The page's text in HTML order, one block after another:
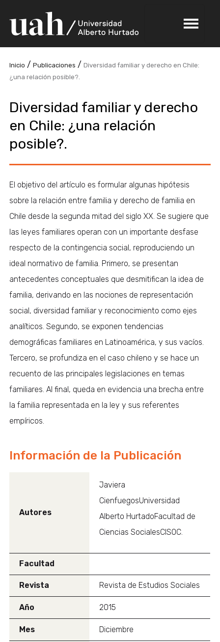
Inicio /Publicaciones /Diversidad familiar y derecho en Chile:
¿una relación posible?.
Diversidad familiar y derecho
en Chile: ¿una relación
posible?.
El objetivo del artículo es formular algunas hipótesis
sobre la relación entre familia y derecho de familia en
Chile desde la segunda mitad del siglo XX. Se sugiere que
las leyes familiares operan con un importante desfase
respecto de la contingencia social, reproduciendo un
ideal normativo de familia. Primero, se presentan
antecedentes conceptuales que desmitifican la idea de
familia, derivando en las nociones de representación
social, diversidad familiar y reconocimiento como ejes
analíticos. Segundo, se exponen tendencias
demográficas familiares en Latinoamérica, y sus vacíos.
Tercero, se profundiza en el caso chileno y se hace un
recuento de las principales legislaciones en temas
familiares. Al final, queda en evidencia una brecha entre
la familia representada en la ley y sus referentes
empíricos.
Información de la Publicación
Autores
Javiera
CienfuegosUniversidad
Alberto HurtadoFacultad de
Ciencias SocialesCISOC.
Facultad
Revista Revista de Estudios Sociales
Año 2015
Mes Diciembre